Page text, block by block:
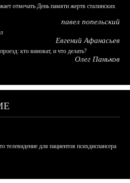
отмечать День памяти жертв сталинских
павел попельский
Евгений Афанасьев
кто виноват, и что делать?
Олег Паньков
телевидение для пациентов психдиспансера